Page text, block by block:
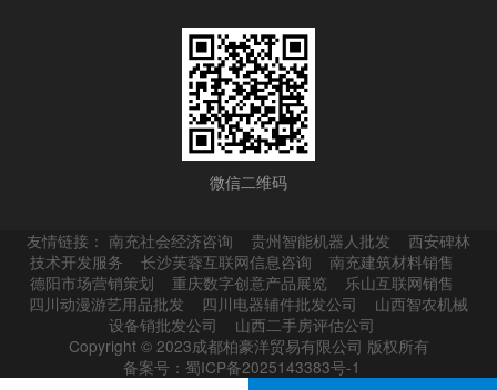
微信二维码
友情链接：南充社会经济咨询 贵州智能机器人批发
西安碑林
技术开发服务
长沙芙蓉互联网信息咨询
南充建筑材料销售
德阳市场营销策划
重庆数字创意产品展览
乐山互联网销售
四川动漫游艺用品批发
四川电器辅件批发公司
山西智农机械
设备销批发公司
山西二手房评估公司
Copyright © 2023成都柏豪洋贸易有限公司 版权所有
备案号：蜀ICP备2025143383号-1